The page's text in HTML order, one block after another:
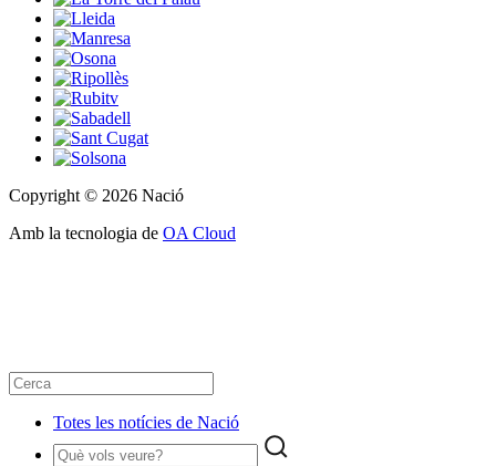
Copyright © 2026 Nació
Amb la tecnologia de OA Cloud
Totes les notícies de Nació